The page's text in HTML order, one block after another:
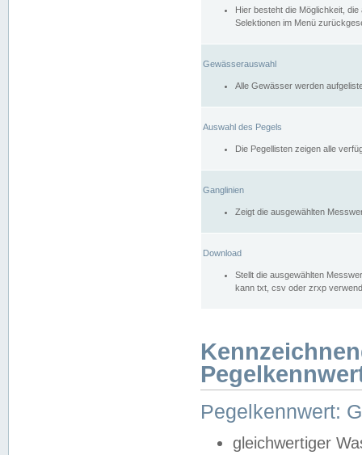
Hier besteht die Möglichkeit,
Selektionen im Menü
Gewässerauswahl
Alle Gewässer werden
Auswahl des Pegels
Die Pegellisten zeigen alle
Ganglinien
Zeigt die ausgewählten
Download
Stellt die ausgewählten
kann txt, csv oder zrxp
Pegelkennwert:
gleichwertiger